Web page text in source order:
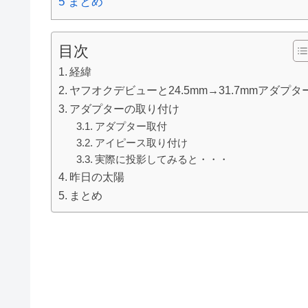
目次
経緯
ヤフオクデビューと24.5mm→31.7mmアダプタ
アダプターの取り付け
アダプター取付
アイピース取り付け
実際に投影してみると・・・
昨日の太陽
まとめ